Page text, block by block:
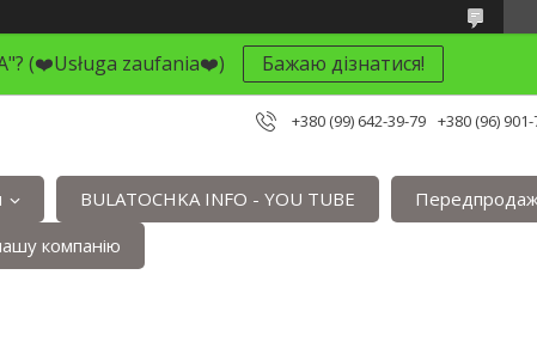
(❤️Usługa zaufania❤️) Бажаю дізнатися!
+380 (99) 642-39-79 +380 (96)
BULATOCHKA INFO - YOU TUBE
компанію